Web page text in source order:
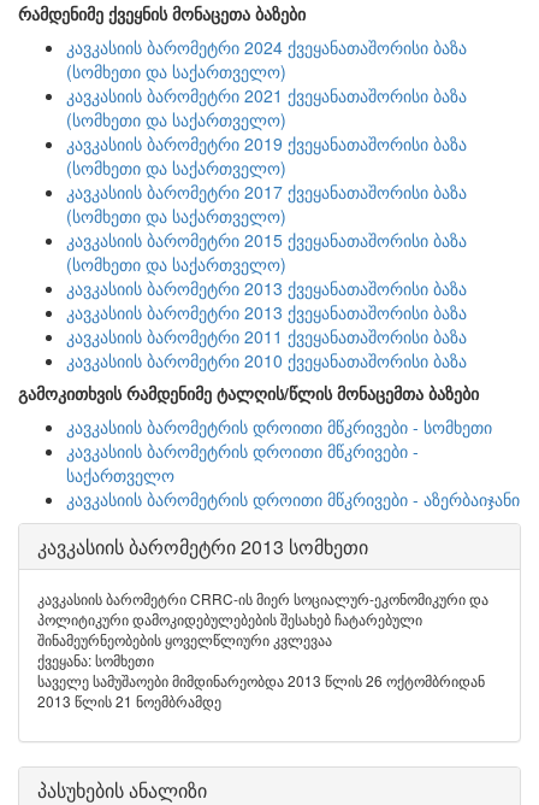
რამდენიმე ქვეყნის მონაცეთა ბაზები
კავკასიის ბარომეტრი 2024 ქვეყანათაშორისი ბაზა
(სომხეთი და საქართველო)
კავკასიის ბარომეტრი 2021 ქვეყანათაშორისი ბაზა
(სომხეთი და საქართველო)
კავკასიის ბარომეტრი 2019 ქვეყანათაშორისი ბაზა
(სომხეთი და საქართველო)
კავკასიის ბარომეტრი 2017 ქვეყანათაშორისი ბაზა
(სომხეთი და საქართველო)
კავკასიის ბარომეტრი 2015 ქვეყანათაშორისი ბაზა
(სომხეთი და საქართველო)
კავკასიის ბარომეტრი 2013 ქვეყანათაშორისი ბაზა
კავკასიის ბარომეტრი 2013 ქვეყანათაშორისი ბაზა
კავკასიის ბარომეტრი 2011 ქვეყანათაშორისი ბაზა
კავკასიის ბარომეტრი 2010 ქვეყანათაშორისი ბაზა
გამოკითხვის რამდენიმე ტალღის/წლის მონაცემთა ბაზები
კავკასიის ბარომეტრის დროითი მწკრივები - სომხეთი
კავკასიის ბარომეტრის დროითი მწკრივები -
საქართველო
კავკასიის ბარომეტრის დროითი მწკრივები - აზერბაიჯანი
კავკასიის ბარომეტრი 2013 სომხეთი
კავკასიის ბარომეტრი CRRC-ის მიერ სოციალურ-ეკონომიკური და
პოლიტიკური დამოკიდებულებების შესახებ ჩატარებული
შინამეურნეობების ყოველწლიური კვლევაა
ქვეყანა: სომხეთი
საველე სამუშაოები მიმდინარეობდა 2013 წლის 26 ოქტომბრიდან
2013 წლის 21 ნოემბრამდე
პასუხების ანალიზი